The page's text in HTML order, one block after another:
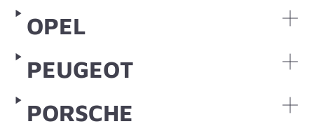
OPEL
PEUGEOT
PORSCHE